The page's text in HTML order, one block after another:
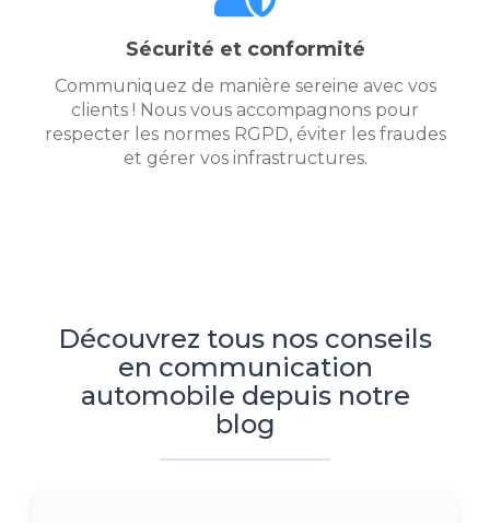
Sécurité et conformité
Communiquez de manière sereine avec vos
clients ! Nous vous accompagnons pour
respecter les normes RGPD, éviter les fraudes
et gérer vos infrastructures.
Découvrez tous nos conseils
en communication
automobile depuis notre
blog